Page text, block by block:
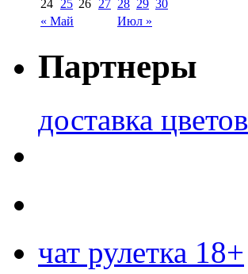
« Май Июл »
24 25 26 27 28 29 30
Партнеры
доставка цветов
чат рулетка 18+